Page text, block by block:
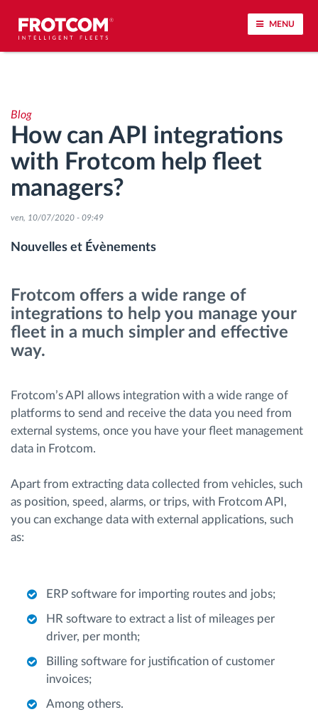
MENU
Analyse du comportement de conduite
Contrôle des temps de conduite
Gestion de la main-d’œuvre
Téléchargement du tachygraphe à distance
Contrôle d'accès
Gestion de carburant
Identification automatique du conducteur
Découvrez toutes les caractéristiques
Comment nous résolvons chaques besoins
Blog
How can API integrations
with Frotcom help fleet
managers?
ven, 10/07/2020 - 09:49
Nouvelles et Évènements
Frotcom offers a wide range of
integrations to help you manage your
fleet in a much simpler and effective
way.
Frotcom’s API allows integration with a wide range of
platforms to send and receive the data you need from
external systems, once you have your fleet management
data in Frotcom.
Apart from extracting data collected from vehicles, such
as position, speed, alarms, or trips, with Frotcom API,
you can exchange data with external applications, such
as:
ERP software for importing routes and jobs;
HR software to extract a list of mileages per
driver, per month;
Billing software for justification of customer
invoices;
Among others.